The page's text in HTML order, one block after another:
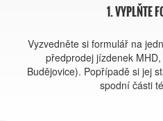
1. VYPLŇTE
Vyzvedněte si formulář na
předprodej jízdenek
Budějovice). Popřípadě si jej
spodní části